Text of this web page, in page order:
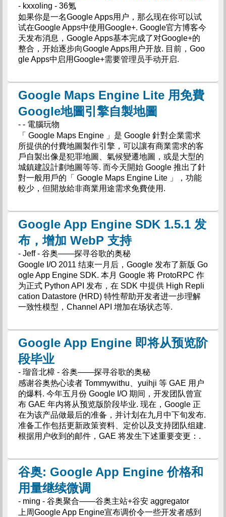
- kxxoling - 36氪
如果你是一名Google Apps用户，那么现在你可以试
试在Google Apps中使用Google+. Google官方博客今
天发布消息，Google Apps基本完成了对Google+的
整合，开始逐步向Google Apps用户开放. 目前，Goo
gle Apps中启用Google+需要管理员手动开启.
Google Maps Engine Lite 用免費
Google地圖引擎自製地圖
- - 電腦玩物
「 Google Maps Engine 」是 Google 針對企業需求
所提供的付費地圖製作引擎，可以讓有商業需求的客
戶自製出像是犯罪地圖、氣候變遷地圖，或是大型的
城鎮建設計劃地圖等等. 而今天開始 Google 推出了針
對一般用戶的「 Google Maps Engine Lite 」，功能
較少，但開放給非商業用途需求免費使用.
Google App Engine SDK 1.5.1 发
布，增加 WebP 支持
- Jeff - 谷奥——探寻谷歌的奥秘
Google I/O 2011 结束一月后，Google 发布了新版 Go
ogle App Engine SDK. 本月 Google 将 ProtoRPC 作
为正式 Python API 发布，在 SDK 中提供 High Repli
cation Datastore (HRD) 特性帮助开发者进一步理解
一致性模型，Channel API 增加在场状态等.
Google App Engine 即将从预览阶
段毕业
- 瑠音北樟 - 谷奥——探寻谷歌的奥秘
感谢谷奥热心读者 Tommywithu、yuihji 等 GAE 用户
的爆料. 今年五月份 Google I/O 期间，开发团队曾宣
布 GAE 年内将从预览版阶段毕业. 现在，Google 正
在为该产品做最后的准备，并计划在九月中下旬发布.
准备工作包括更新政策资料、定价以及支持团队组建.
根据用户收到的邮件，GAE 将发生下述重要变更：.
谷奥: Google App Engine 价格和
用量继续微调
- ming - 谷奥聚合——谷奥主站+谷安 aggregator
上周Google App Engine宣布调价令一些开发者感到